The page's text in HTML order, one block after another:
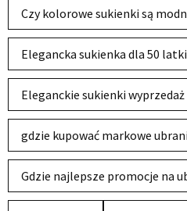
Czy kolorowe sukienki są
Elegancka sukienka dla 50 latki
Eleganckie sukienki wyprzedaż
gdzie kupować markowe
Gdzie najlepsze promocje na